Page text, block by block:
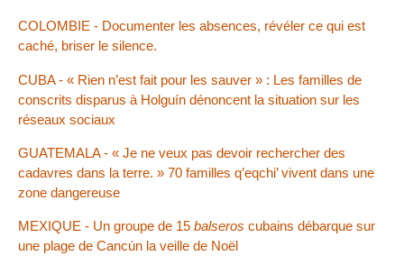
COLOMBIE - Documenter les absences, révéler ce qui est
caché, briser le silence.
CUBA - « Rien n’est fait pour les sauver » : Les familles de
conscrits disparus à Holguín dénoncent la situation sur les
réseaux sociaux
GUATEMALA - « Je ne veux pas devoir rechercher des
cadavres dans la terre. » 70 familles q’eqchi’ vivent dans une
zone dangereuse
MEXIQUE - Un groupe de 15 balseros cubains débarque sur
une plage de Cancún la veille de Noël